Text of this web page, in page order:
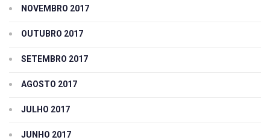
NOVEMBRO 2017
OUTUBRO 2017
SETEMBRO 2017
AGOSTO 2017
JULHO 2017
JUNHO 2017